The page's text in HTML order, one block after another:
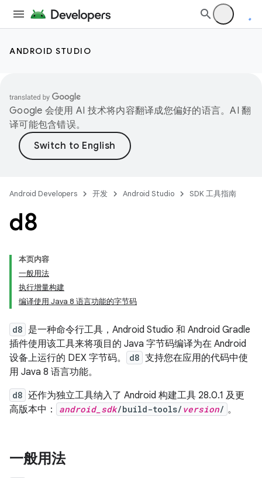
ANDROID STUDIO
Google 会使用 AI 技术将内容翻译成您偏好的语言。AI 翻
译可能包含错误。
Android Developers 开发 Android Studio SDK 工具指南
d8
本页内容
一般用法
执行增量构建
编译使用 Java 8 语言功能的字节码
d8 是一种命令行工具，Android Studio 和 Android Gradle
插件使用该工具来将项目的 Java 字节码编译为在 Android
设备上运行的 DEX 字节码。
d8 支持您在应用的代码中使
用 Java 8 语言功能。
d8 还作为独立工具纳入了 Android 构建工具 28.0.1 及更
高版本中：
android_sdk/build-tools/ version/ 。
一般用法